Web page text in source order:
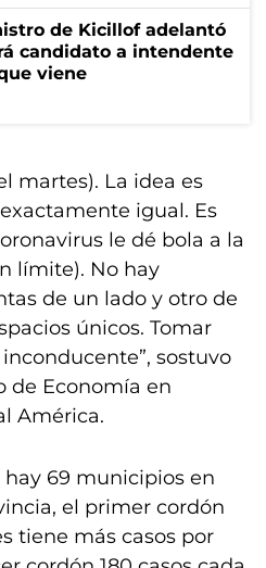
de Kicillof adelantó
candidato a intendente
viene
martes). La idea es
igual. Es
le dé bola a la
límite). No hay
de un lado y otro de
únicos. Tomar
sostuvo
de Economía en
América.
69 municipios en
el primer cordón
tiene más casos por